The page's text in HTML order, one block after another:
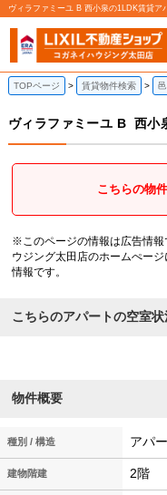
ヴィラファミーユ B 西小泉の1LDK賃貸ア
TOPページ 賃貸物件検索
ヴィラファミーユ B 西小
こちらの物
※このページの情報は広告情
ウジング太田店のホームぺー
情報です。
こちらのアパートの空室状
物件概要
種別 / 構造 アパ
建物階建 2階